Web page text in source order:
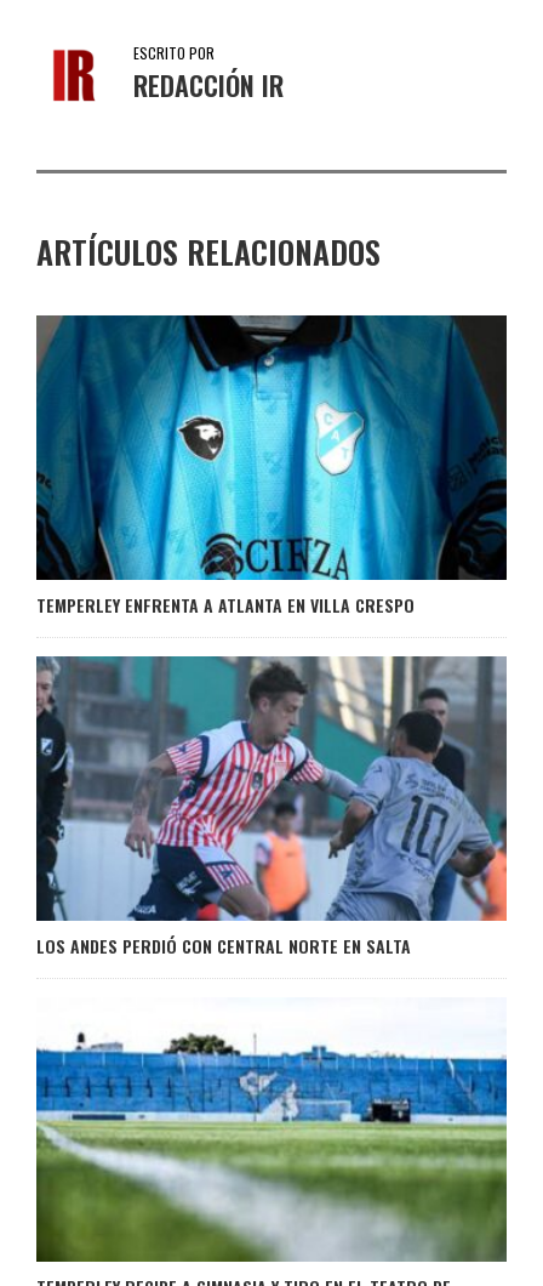
ESCRITO POR
REDACCIÓN IR
ARTÍCULOS RELACIONADOS
TEMPERLEY ENFRENTA A ATLANTA EN VILLA CRESPO
LOS ANDES PERDIÓ CON CENTRAL NORTE EN SALTA